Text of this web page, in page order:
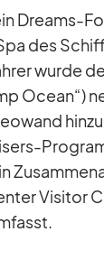
Dreams-
des
wurde
Ocean“)
Vi­si­tor